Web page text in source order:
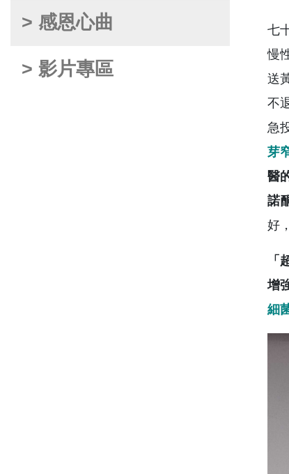
> 感恩心曲
> 影片專區
七
慢
送
不
急
芽
醫
諾
好
增
細